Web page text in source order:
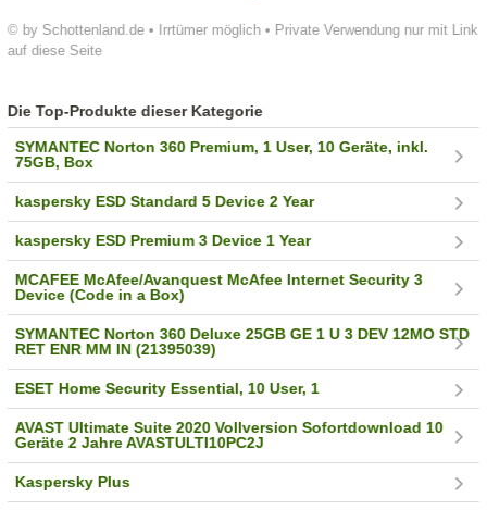
© by Schottenland.de • Irrtümer möglich • Private Verwendung nur mit Link
auf diese Seite
Die Top-Produkte dieser Kategorie
SYMANTEC Norton 360 Premium, 1 User, 10 Geräte, inkl.
75GB, Box
kaspersky ESD Standard 5 Device 2 Year
kaspersky ESD Premium 3 Device 1 Year
MCAFEE McAfee/Avanquest McAfee Internet Security 3
Device (Code in a Box)
SYMANTEC Norton 360 Deluxe 25GB GE 1 U 3 DEV 12MO STD
RET ENR MM IN (21395039)
ESET Home Security Essential, 10 User, 1
AVAST Ultimate Suite 2020 Vollversion Sofortdownload 10
Geräte 2 Jahre AVASTULTI10PC2J
Kaspersky Plus